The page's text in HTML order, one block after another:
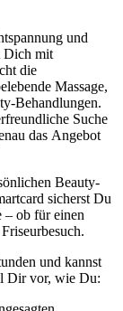
und
Dich mit
die
Massage,
Behandlungen.
Suche
das Angebot
Beauty-
sicherst Du
– ob für einen
und kannst
Dir vor, wie Du: